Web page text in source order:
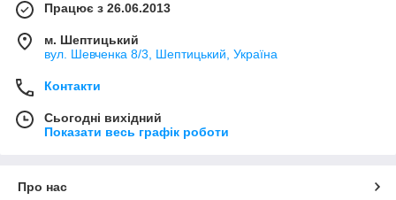
Працює з 26.06.2013
м. Шептицький
вул. Шевченка 8/3, Шептицький, Україна
Контакти
Сьогодні вихідний
Показати весь графік роботи
Про нас